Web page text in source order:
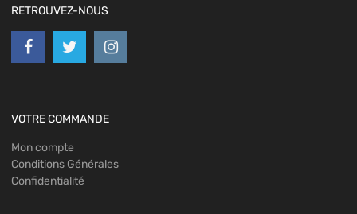
RETROUVEZ-NOUS
VOTRE COMMANDE
Mon compte
Conditions Générales
Confidentialité